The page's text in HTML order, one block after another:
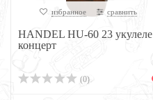
избранное сравнить
HANDEL HU-60 23 укулеле
концерт
(0)